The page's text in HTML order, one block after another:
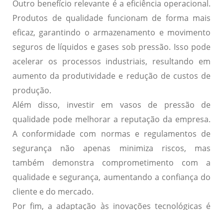
Outro benefício relevante é a eficiência operacional.
Produtos de qualidade funcionam de forma mais
eficaz, garantindo o armazenamento e movimento
seguros de líquidos e gases sob pressão. Isso pode
acelerar os processos industriais, resultando em
aumento da produtividade e redução de custos de
produção.
Além disso, investir em vasos de pressão de
qualidade pode melhorar a reputação da empresa.
A conformidade com normas e regulamentos de
segurança não apenas minimiza riscos, mas
também demonstra comprometimento com a
qualidade e segurança, aumentando a confiança do
cliente e do mercado.
Por fim, aadaptação às inovações tecnológicas é